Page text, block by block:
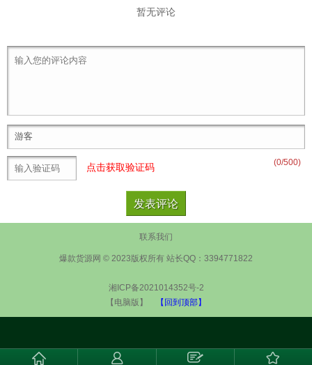
暂无评论
(0/500)
点击获取验证码
联系我们
爆款货源网 © 2023版权所有 站长QQ：3394771822
湘ICP备2021014352号-2
【电脑版】
【回到顶部】